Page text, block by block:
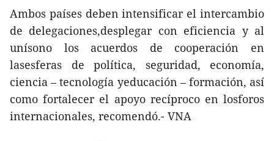
Ambos países deben intensificar el intercambio
de delegaciones,desplegar con eficiencia y al
unísono los acuerdos de cooperación en
lasesferas de política, seguridad, economía,
ciencia – tecnología yeducación – formación, así
como fortalecer el apoyo recíproco en losforos
internacionales, recomendó.- VNA